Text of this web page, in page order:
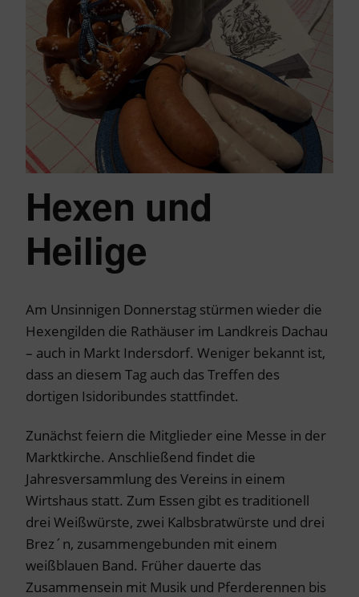
Hexen und
Heilige
Am Unsinnigen Donnerstag stürmen wieder die
Hexengilden die Rathäuser im Landkreis Dachau
– auch in Markt Indersdorf. Weniger bekannt ist,
dass an diesem Tag auch das Treffen des
dortigen Isidoribundes stattfindet.
Zunächst feiern die Mitglieder eine Messe in der
Marktkirche. Anschließend findet die
Jahresversammlung des Vereins in einem
Wirtshaus statt. Zum Essen gibt es traditionell
drei Weißwürste, zwei Kalbsbratwürste und drei
Brez´n, zusammengebunden mit einem
weißblauen Band. Früher dauerte das
Zusammensein mit Musik und Pferderennen bis